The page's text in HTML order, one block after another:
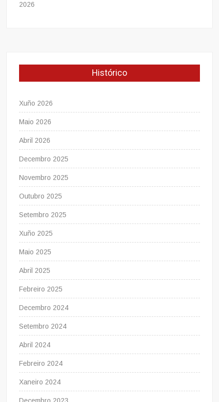
2026
Histórico
Xuño 2026
Maio 2026
Abril 2026
Decembro 2025
Novembro 2025
Outubro 2025
Setembro 2025
Xuño 2025
Maio 2025
Abril 2025
Febreiro 2025
Decembro 2024
Setembro 2024
Abril 2024
Febreiro 2024
Xaneiro 2024